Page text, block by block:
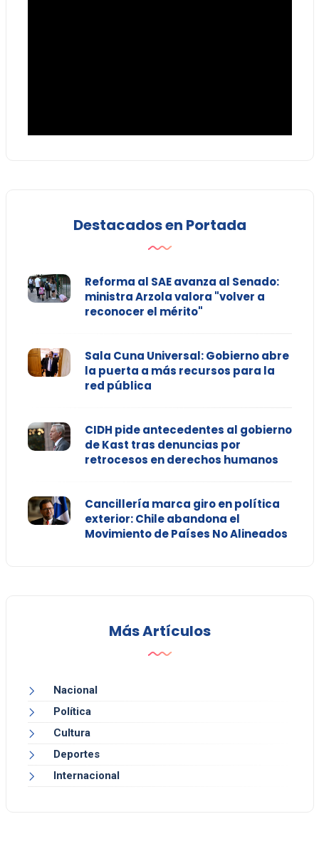
Destacados en Portada
Reforma al SAE avanza al Senado:
ministra Arzola valora "volver a
reconocer el mérito"
Sala Cuna Universal: Gobierno abre
la puerta a más recursos para la
red pública
CIDH pide antecedentes al gobierno
de Kast tras denuncias por
retrocesos en derechos humanos
Cancillería marca giro en política
exterior: Chile abandona el
Movimiento de Países No Alineados
Más Artículos
Nacional
Política
Cultura
Deportes
Internacional